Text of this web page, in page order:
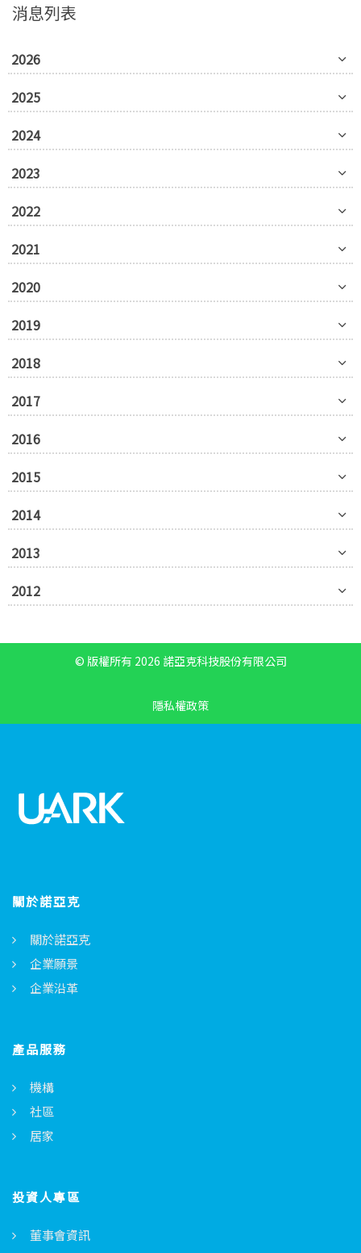
消息列表
2026
2025
2024
2023
2022
2021
2020
2019
2018
2017
2016
2015
2014
2013
2012
© 版權所有 2026 諾亞克科技股份有限公司
隱私權政策
關於諾亞克
關於諾亞克
企業願景
企業沿革
產品服務
機構
社區
居家
投資人專區
董事會資訊